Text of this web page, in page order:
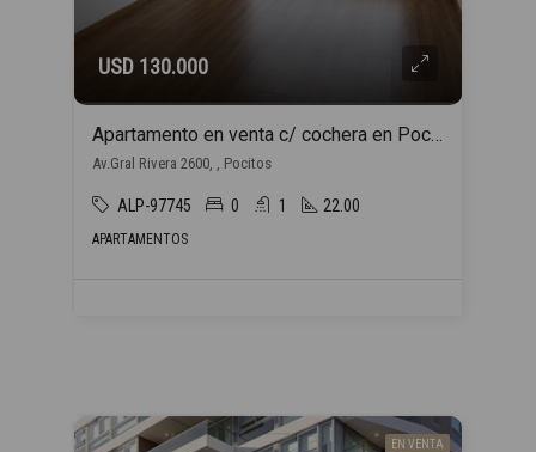
USD 130.000
Apartamento en venta c/ cochera en Pocitos
Av.Gral Rivera 2600, , Pocitos
ALP-97745 0 1 22.00
APARTAMENTOS
EN VENTA